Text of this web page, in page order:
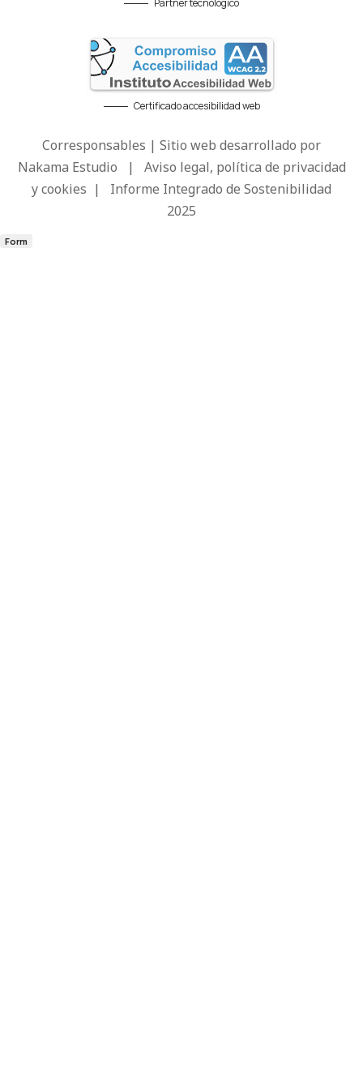
Certificado accesibilidad web
Corresponsables | Sitio web desarrollado por
Nakama Estudio | Aviso legal, política de privacidad
y cookies | Informe Integrado de Sostenibilidad
2025
Form